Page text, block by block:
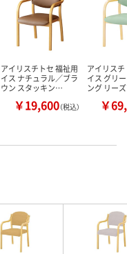
アイリスチトセ 福祉用
イス ナチュラル／ブラ
ウン スタッキン…
￥19,600（税込）
アイリス
イス グリ
ング リー
￥